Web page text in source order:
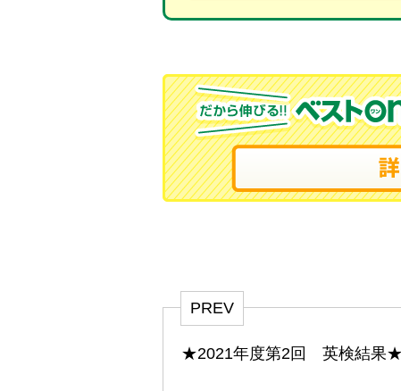
PREV
★2021年度第2回 英検結果★